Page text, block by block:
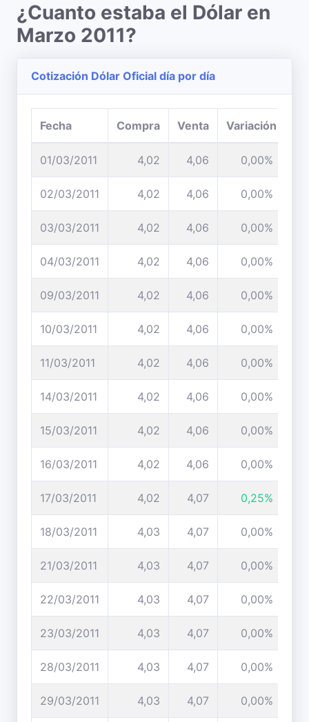
¿Cuanto estaba el Dólar en
Marzo 2011?
Cotización Dólar Oficial día por día
Fecha Compra Venta Variación
01/03/2011 4,02 4,06 0,00%
02/03/2011 4,02 4,06 0,00%
03/03/2011 4,02 4,06 0,00%
04/03/2011 4,02 4,06 0,00%
09/03/2011 4,02 4,06 0,00%
10/03/2011 4,02 4,06 0,00%
11/03/2011 4,02 4,06 0,00%
14/03/2011 4,02 4,06 0,00%
15/03/2011 4,02 4,06 0,00%
16/03/2011 4,02 4,06 0,00%
17/03/2011 4,02 4,07 0,25%
18/03/2011 4,03 4,07 0,00%
21/03/2011 4,03 4,07 0,00%
22/03/2011 4,03 4,07 0,00%
23/03/2011 4,03 4,07 0,00%
28/03/2011 4,03 4,07 0,00%
29/03/2011 4,03 4,07 0,00%